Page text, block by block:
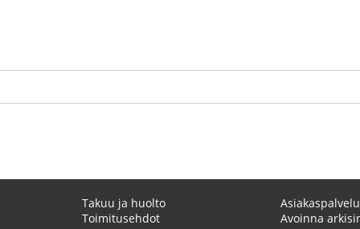
Takuu ja huolto
Toimitusehdot
Asiakaspalvelu
Avoinna